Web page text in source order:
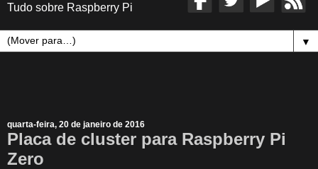
Tudo sobre Raspberry Pi
▼
quarta-feira, 20 de janeiro de 2016
Placa de cluster para Raspberry Pi
Zero